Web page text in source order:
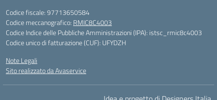
Codice fiscale: 97713650584
Codice meccanografico: RMIC8C4003
Codice Indice delle Pubbliche Amministrazioni (IPA): istsc_rmic8c4003
Codice unico di fatturazione (CUF): UFYDZH
Note Legali
Sito realizzato da Avaservice